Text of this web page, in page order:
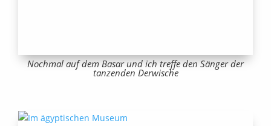
Nochmal auf dem Basar und ich treffe den Sänger der
tanzenden Derwische